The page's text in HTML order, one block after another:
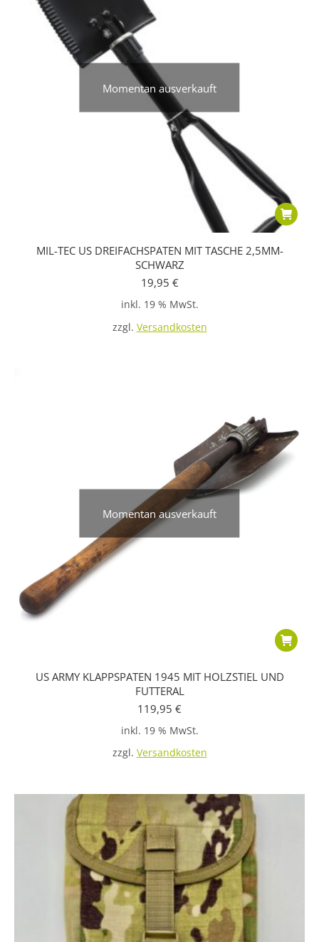
Momentan ausverkauft
MIL-TEC US DREIFACHSPATEN MIT TASCHE 2,5MM-
SCHWARZ
19,95 €
inkl. 19 % MwSt.
zzgl. Versandkosten
Momentan ausverkauft
US ARMY KLAPPSPATEN 1945 MIT HOLZSTIEL UND
FUTTERAL
119,95 €
inkl. 19 % MwSt.
zzgl. Versandkosten